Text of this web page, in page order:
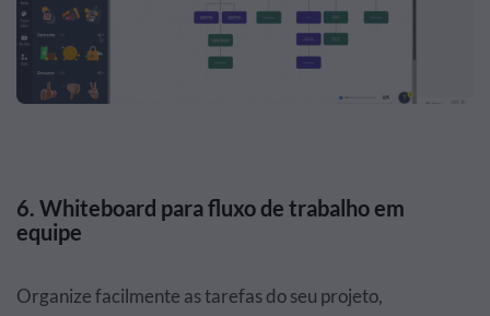
6. Whiteboard para fluxo de trabalho em
equipe
Organize facilmente as tarefas do seu projeto,